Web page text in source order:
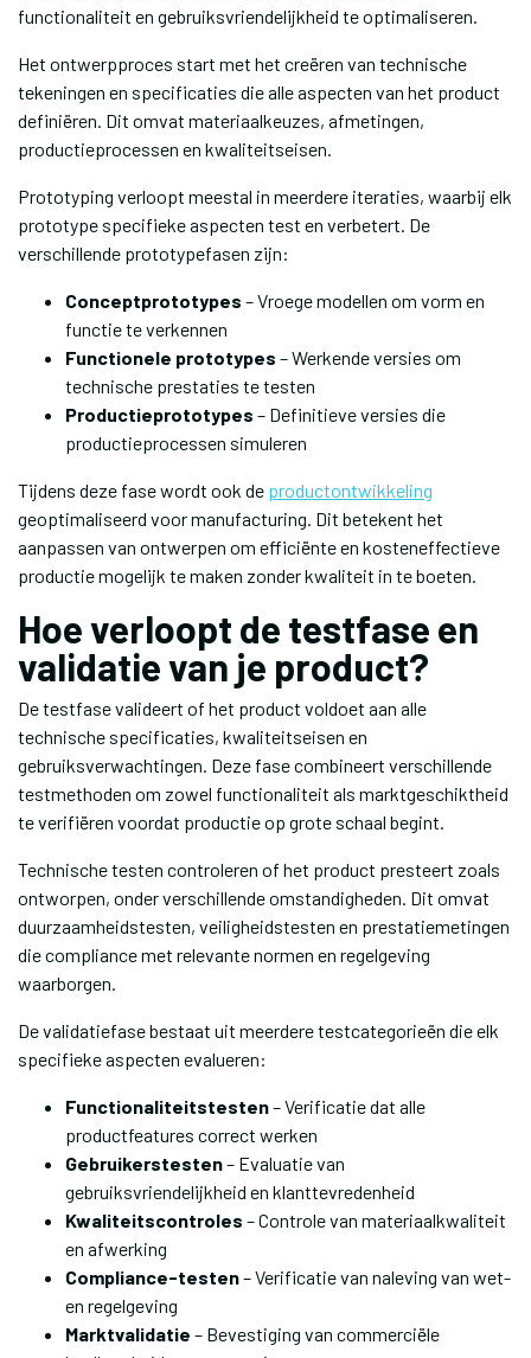
functionaliteit en gebruiksvriendelijkheid te optimaliseren.
Het ontwerpproces start met het creëren van technische
tekeningen en specificaties die alle aspecten van het product
definiëren. Dit omvat materiaalkeuzes, afmetingen,
productieprocessen en kwaliteitseisen.
Prototyping verloopt meestal in meerdere iteraties, waarbij elk
prototype specifieke aspecten test en verbetert. De
verschillende prototypefasen zijn:
Conceptprototypes – Vroege modellen om vorm en
functie te verkennen
Functionele prototypes – Werkende versies om
technische prestaties te testen
Productieprototypes – Definitieve versies die
productieprocessen simuleren
Tijdens deze fase wordt ook de productontwikkeling
geoptimaliseerd voor manufacturing. Dit betekent het
aanpassen van ontwerpen om efficiënte en kosteneffectieve
productie mogelijk te maken zonder kwaliteit in te boeten.
Hoe verloopt de testfase en
validatie van je product?
De testfase valideert of het product voldoet aan alle
technische specificaties, kwaliteitseisen en
gebruiksverwachtingen. Deze fase combineert verschillende
testmethoden om zowel functionaliteit als marktgeschiktheid
te verifiëren voordat productie op grote schaal begint.
Technische testen controleren of het product presteert zoals
ontworpen, onder verschillende omstandigheden. Dit omvat
duurzaamheidstesten, veiligheidstesten en prestatiemetingen
die compliance met relevante normen en regelgeving
waarborgen.
De validatiefase bestaat uit meerdere testcategorieën die elk
specifieke aspecten evalueren:
Functionaliteitstesten– Verificatie dat alle
productfeatures correct werken
Gebruikerstesten– Evaluatie van
gebruiksvriendelijkheid en klanttevredenheid
Kwaliteitscontroles – Controle van materiaalkwaliteit
en afwerking
Compliance-testen– Verificatie van naleving van wet-
en regelgeving
Marktvalidatie – Bevestiging van commerciële